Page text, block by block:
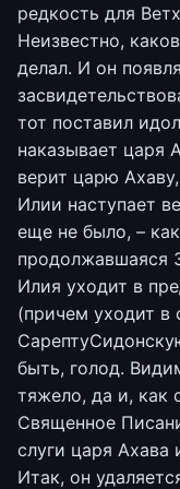
редкость для
Неизвестно,
делал. И он
тот поставил
наказывает царя
верит царю
Илии наступает
еще не было, –
продолжавшаяся
Илия уходит в
(причем уходит в
быть, голод.
тяжело, да и, как
Священное
слуги царя Ахава
Итак, он